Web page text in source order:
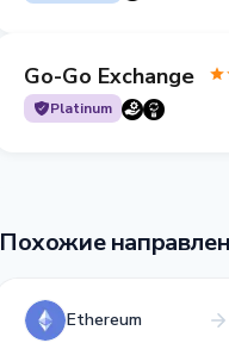
Go-Go Exchange
Platinum
Похожие
Ethereum